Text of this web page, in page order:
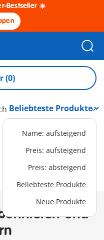
Bestseller ☀️
(0)
Name: aufsteigend
Preis: aufsteigend
Preis: absteigend
Beliebteste Produkte
Neue Produkte
und